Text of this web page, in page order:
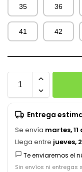
35 36
41 42
Entrega
Se envía martes, 11
Llega entre jueves,
Te enviaremos el
Sin envíos ni entregas